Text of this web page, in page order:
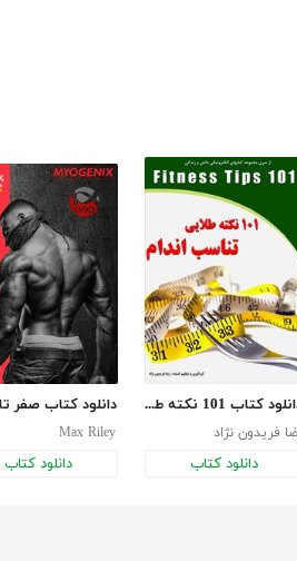
دانلود کتاب 101 نکته طلایی تناسب اندام
فریدون نژاد
دانلود کتاب
Max Riley
دانلود کتاب